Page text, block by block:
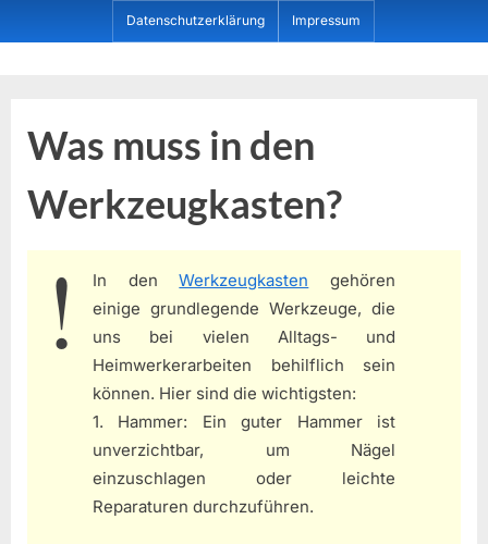
to
Datenschutzerklärung Impressum
Was muss in den
Werkzeugkasten?
In denWerkzeugkasten gehören
einige grundlegende Werkzeuge, die
uns bei vielen Alltags- und
Heimwerkerarbeiten behilflich sein
können. Hier sind die wichtigsten:
1. Hammer: Ein guter Hammer ist
unverzichtbar, um Nägel
einzuschlagen oder leichte
Reparaturen durchzuführen.